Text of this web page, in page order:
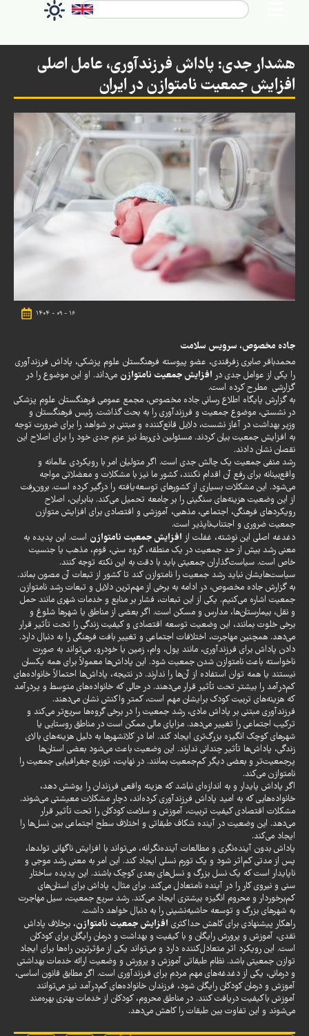
هشدار جدی: پاداش فرزندآوری، عامل اصلی
افزایش جمعیت نامتوازن در ایران
۱۴۰۴ - ۰۹ - ۱۶
جاده مخصوص، سرویس سلامت
محمدباقر صابری زفرقندی، عضو پیوسته فرهنگستان علوم پزشکی، پاداش فرزندآوری
را یکی از عوامل جدی در افزایش جمعیت نامتوازن می‌داند. او این موضوع را در
گزارشی مطرح کرده است.
به گزارش پایگاه اطلاع رسانی جاده مخصوص، مجمع عمومی فرهنگستان علوم پزشکی
در نشستی، موضوع جمعیت و فرزندآوری را به بحث گذاشت. رئیس فرهنگستان و
وزیر بهداشت در آغاز نشست، دلایل قانع‌کننده و مبتنی بر شواهد را برای ضرورت توجه
به افزایش جمعیت بیان کردند. مسئولین ذی‌ربط نیز عزم جدی خود را برای اصلاح این
نقصان نشان دادند.
رشد منفی جمعیت یک چالش جدی است. اگر متولیان امر با رویکردی عالمانه و
واقع‌بینانه برای رفع آن اقدام نکنند، کشور ما نیز با مشکلات و معضلاتی مواجه
می‌شود. این مشکلات بسیاری از کشورهای توسعه‌یافته را درگیر کرده است. برون‌رفت
از این وضعیت هزینه‌های سنگینی را بر جامعه تحمیل می‌کند. بنابراین، اصلاح
رویکردهای فرهنگی، اجتماعی، مذهبی، آموزشی و اقتصادی برای افزایش متوازن
جمعیت ضروری و اجتناب‌ناپذیر است.
دغدغه اصلی این نوشته، غفلت از افزایش جمعیت نامتوازن است. این پدیده به
معنی رشد بیش از حد جمعیت در یک منطقه، گروه سنی، قوم، مذهب یا جنسیت
خاص است. سیاست‌گذاران جمعیتی باید با دقت به این نکته توجه کنند.
سیاست‌هایشان نباید رشد جمعیت را نامتوازن کند تا کشور از تبعات آن مصون بماند.
به گزارش جاده مخصوص، در ادامه به برخی از مهم‌ترین دلایل و تبعات رشد نامتوازن
جمعیت اشاره می‌کنیم. یکی از این تبعات، فشار بر منابع و خدمات شهری مانند حمل
و نقل، بیمارستان‌ها، مدارس و مسکن است. اگر بعضی از مناطق یا شهرها شلوغ و
برخی خلوت بمانند، این وضعیت توسعه اقتصادی و کیفیت زندگی را تحت تأثیر قرار
می‌دهد. همچنین مهاجرت، اختلافات اجتماعی و تغییر بافت فرهنگی را به دنبال دارد.
دادن پاداش برای فرزندآوری، مانند پول، وام، زمین یا خودرو، می‌تواند به صورت
ناخواسته باعث نامتوازن شدن جمعیت شود. این پاداش‌ها معمولاً برای همه یکسان
نیستند یا همه توان استفاده از آن‌ها را ندارند. در نتیجه، پاداش‌ها احتمالاً خانواده‌های
کم‌درآمد را بیشتر تحت تأثیر قرار می‌دهند. در حالی که خانواده‌های متوسط و پردرآمد
که هزینه‌های تربیت کودک برایشان مهم است، کمتر واکنش نشان می‌دهند.
فرزندآوری مبتنی بر پاداش مادی، رشد جمعیت را در برخی گروه‌ها سریع‌تر می‌کند و
ترکیب اجتماعی را تغییر می‌دهد. مزایای مالی ممکن است در مناطق روستایی یا
شهرهای کوچک انگیزه بزرگ‌تری ایجاد کند. اما در کلانشهرها به دلیل هزینه‌های بالای
زندگی، پاداش‌ها تأثیر چندانی ندارند. این وضعیت باعث می‌شود بعضی استان‌ها
پرجمعیت‌تر و بعضی دیگر کم‌جمعیت بمانند. در نهایت، توزیع جغرافیایی جمعیت را
نامتوازن می‌کند.
اگر پاداش پایدار و به اندازه‌ای نباشد که هزینه واقعی فرزندان را پوشش دهد،
خانواده‌هایی که به امید پاداش فرزندآوری کرده‌اند، دچار مشکلات معیشتی می‌شوند.
مشکلات اقتصادی کیفیت تربیت، آموزش و سلامت کودکان را تحت تأثیر قرار
می‌دهد. این وضعیت در آینده شکاف طبقاتی و اختلاف سطح اجتماعی بین نسل‌ها را
ایجاد می‌کند.
پاداش بدون آینده‌نگری و مطالعات آینده‌نگرانه، می‌تواند با افزایش ناگهانی تولدها،
پس از مدتی کم‌اثر شود و یک تورم نسلی ایجاد کند. این امر به معنی رشد موجی و
ناپایدار است که یک نسل بزرگ و نسل‌های بعدی کوچک باشند. این پدیده ساختار
سنی و نیروی کار را در آینده نامتعادل می‌کند. برای مثال، پاداش برای استان‌های
کم‌برخوردار و محروم انگیزه بیشتری ایجاد می‌کند. رشد سریع جمعیت، سیل مهاجرت
به شهرهای بزرگ و توسعه حاشیه‌نشینی را به دنبال خواهد داشت.
راهکار پیشنهادی برای کاهش حداکثری افزایش جمعیت نامتوازن، برخلاف پاداش
نقدی، آموزش و پرورش رایگان و با کیفیت و بهداشت و درمان رایگان برای کودکان
است. این رویکرد اثر متعادل‌کننده دارد و می‌تواند یکی از مؤثرترین راه‌ها برای ایجاد
توازن جمعیتی باشد. نظام طبقاتی آموزش و پرورش و وضعیت ارائه خدمات بهداشتی
و درمانی، یکی از دغدغه‌های مهم مردم برای فرزندآوری است. اگر مطابق قانون اساسی،
آموزش و درمان کودکان رایگان شود، فرزندان خانواده‌های کم‌درآمد نیز می‌توانند
آموزش باکیفیت دریافت کنند. در مناطق محروم، کودکان از خدمات بهتری بهره‌مند
می‌شوند و این تفاوت بین طبقات را کاهش می‌دهد.